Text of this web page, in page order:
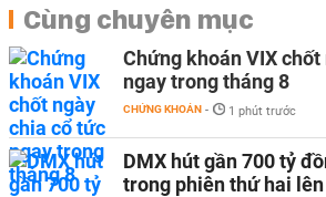
Cùng chuyên mục
Chứng khoán VIX
ngay trong tháng 8
CHỨNG KHOÁN - 1 phút trước
DMX hút gần 700 tỷ
trong phiên thứ hai lên